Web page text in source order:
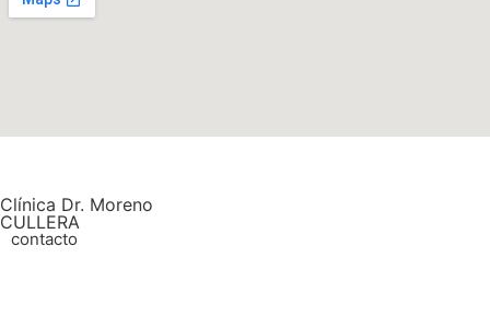
Clínica Dr. Moreno
CULLERA
contacto